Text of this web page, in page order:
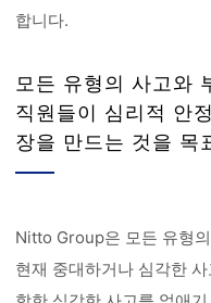
합니다.
모든 유형의 사고와
직원들이 심리적 안
장을 만드는 것을 목
Nitto Group은 모든 유형
현재 중대하거나 심각한